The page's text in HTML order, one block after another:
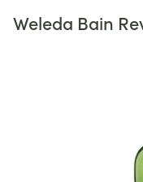
Weleda Bain